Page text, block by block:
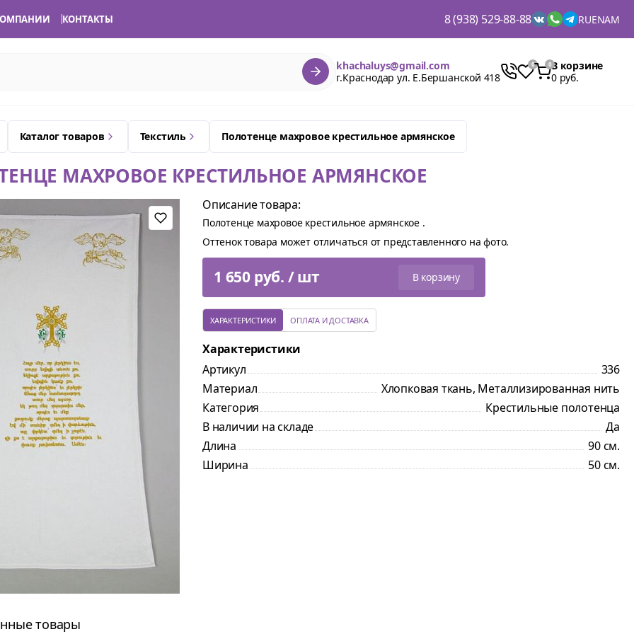
КОНТАКТЫ 8 (938) 529-88-88 RUENAM
khachaluys@gmail.com
г.Краснодар ул. Е.Бершанской 418
В корзине
0 руб.
Каталог товаров Текстиль Полотенце махровое крестильное армянское
МАХРОВОЕ КРЕСТИЛЬНОЕ АРМЯНСКОЕ
Описание товара:
Полотенце махровое крестильное армянское .
Оттенок товара может отличаться от представленного на фото.
1 650 руб. / шт В корзину
ХАРАКТЕРИСТИКИ ОПЛАТА И ДОСТАВКА
Характеристики
Артикул
336
Материал
Хлопковая ткань, Металлизированная нить
Категория
Крестильные полотенца
В наличии на складе
Да
Длина
90 см.
Ширина
50 см.
товары